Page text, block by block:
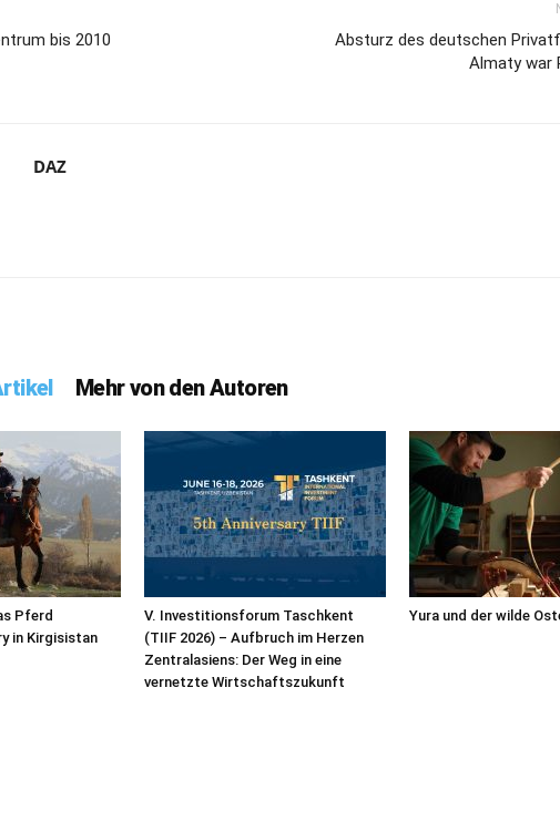
bis 2010
Absturz des deutschen
Almaty war
DAZ
Mehr von den Autoren
Pferd
in Kirgisistan
V. Investitionsforum Taschkent
(TIIF 2026) – Aufbruch im Herzen
Zentralasiens: Der Weg in eine
vernetzte Wirtschaftszukunft
Yura und der wilde